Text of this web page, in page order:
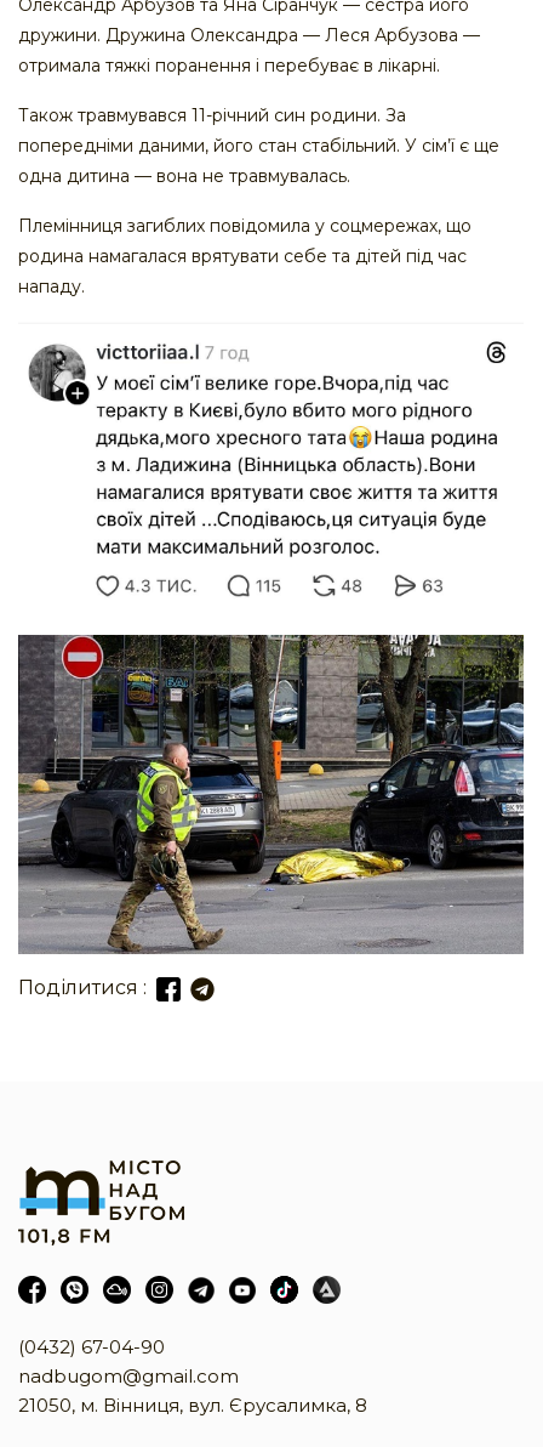
Олександр Арбузов та Яна Сіранчук — сестра його
дружини. Дружина Олександра — Леся Арбузова —
отримала тяжкі поранення і перебуває в лікарні.
Також травмувався 11-річний син родини. За
попередніми даними, його стан стабільний. У сім’ї є ще
одна дитина — вона не травмувалась.
Племінниця загиблих повідомила у соцмережах, що
родина намагалася врятувати себе та дітей під час
нападу.
Поділитися :
(0432) 67-04-90
nadbugom@gmail.com
21050, м. Вінниця, вул. Єрусалимка, 8